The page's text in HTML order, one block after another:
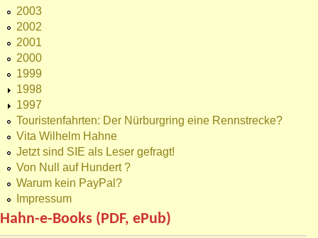
2003
2002
2001
2000
1999
1998
1997
Touristenfahrten: Der Nürburgring eine Rennstrecke?
Vita Wilhelm Hahne
Jetzt sind SIE als Leser gefragt!
Von Null auf Hundert ?
Warum kein PayPal?
Impressum
Hahn-e-Books (PDF, ePub)